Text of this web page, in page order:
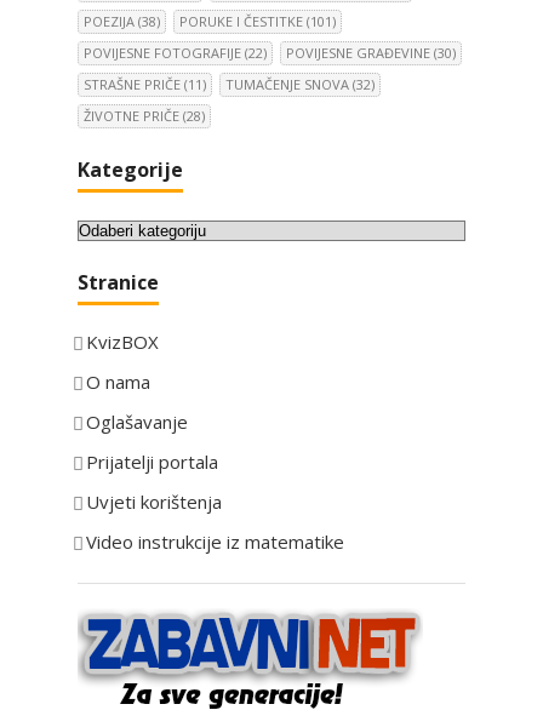
POEZIJA (38) PORUKE I ČESTITKE (101)
POVIJESNE FOTOGRAFIJE (22) POVIJESNE GRAĐEVINE (30)
STRAŠNE PRIČE (11) TUMAČENJE SNOVA (32)
ŽIVOTNE PRIČE (28)
Kategorije
K
t
g
o
i
j
Stranice
KvizBOX
O nama
Oglašavanje
Prijatelji portala
Uvjeti korištenja
Video instrukcije iz matematike